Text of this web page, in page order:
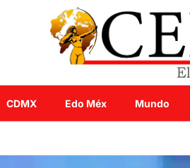
CDMX Edo Méx Mundo